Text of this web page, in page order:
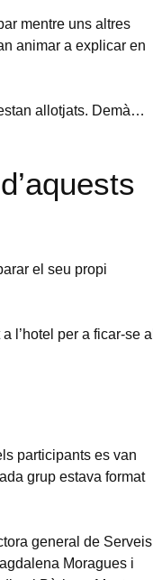
mentre uns altres
animar a explicar en
allotjats. Demà…
el seu propi
l’hotel per a ficar-se al
participants es van
grup estava format
general de Serveis
Moragues i